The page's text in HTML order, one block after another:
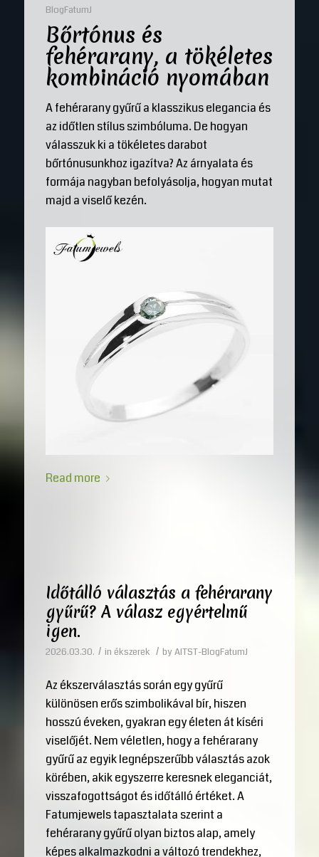
BlogFatumJ
Bőrtónus és
fehérarany, a tökéletes
kombináció nyomában
A fehérarany gyűrű a klasszikus elegancia és
az időtlen stílus szimbóluma. De hogyan
válasszuk ki a tökéletes darabot
bőrtónusunkhoz igazítva? Az árnyalata és
formája nagyban befolyásolja, hogyan mutat
majd a viselő kezén.
Read more
Időtálló választás a fehérarany
gyűrű? A válasz egyértelmű
igen.
2026.03.30. / in ékszerek / byAITST-BlogFatumJ
Az ékszerválasztás során egy gyűrű
különösen erős szimbolikával bír, hiszen
hosszú éveken, gyakran egy életen át kíséri
viselőjét. Nem véletlen, hogy a fehérarany
gyűrű az egyik legnépszerűbb választás azok
körében, akik egyszerre keresnek eleganciát,
visszafogottságot és időtálló értéket. A
Fatumjewels tapasztalata szerint a
fehérarany gyűrű olyan biztos alap, amely
képes alkalmazkodni a változó trendekhez,